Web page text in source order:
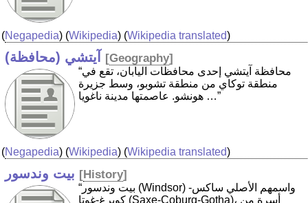
(Negapedia) (Wikipedia) (Wikipedia translated)
آيتشي (محافظة) [Geography]
“محافظة آيتشي إحدى محافظات اليابان، تقع في
منطقة توكاي من منطقة تشوبو، وسط جزيرة
هونشو. عاصمتها مدينة ناغويا …”
(Negapedia) (Wikipedia) (Wikipedia translated)
بيت وندسور [History]
“بيت وندسور (Windsor) واسمهم الأصلي ساكس-
كوبرغ-غوتا (Saxe-Coburg-Gotha)، أسرة من